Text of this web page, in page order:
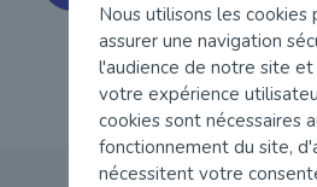
Nous utilisons les cookies
assurer une navigation
l'audience de notre site
votre expérience
cookies sont nécessaires
fonctionnement du site,
nécessitent votre